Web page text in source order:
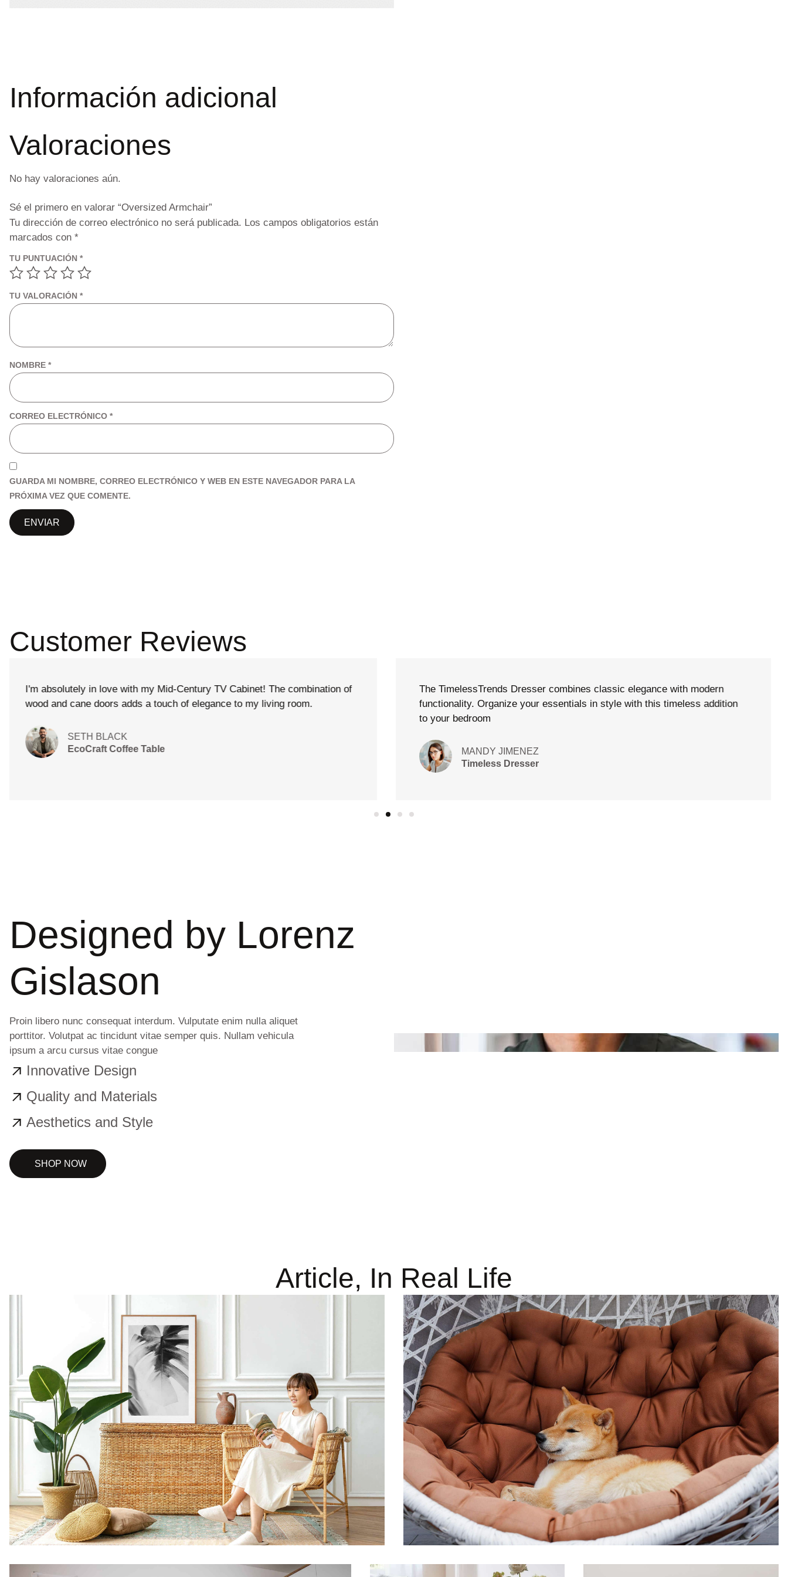
Información adicional
Valoraciones
No hay valoraciones aún.
Sé el primero en valorar “Oversized Armchair”
Tu dirección de correo electrónico no será publicada. Los campos obligatorios están
marcados con *
TU PUNTUACIÓN *
TU VALORACIÓN *
NOMBRE *
CORREO ELECTRÓNICO *
GUARDA MI NOMBRE, CORREO ELECTRÓNICO Y WEB EN ESTE NAVEGADOR PARA LA
PRÓXIMA VEZ QUE COMENTE.
Customer Reviews
The TimelessTrends Dresser combines classic elegance with modern
functionality. Organize your essentials in style with this timeless addition
MANDY JIMENEZ
Its sturdy build and contemporary design create a serene atmosphere in
your bedroom
Dreams Queen Bed
Designed by Lorenz
Gislason
Proin libero nunc consequat interdum. Vulputate enim nulla aliquet
porttitor. Volutpat ac tincidunt vitae semper quis. Nullam vehicula
ipsum a arcu cursus vitae congue
Innovative Design
Quality and Materials
Aesthetics and Style
SHOP NOW
Article, In Real Life